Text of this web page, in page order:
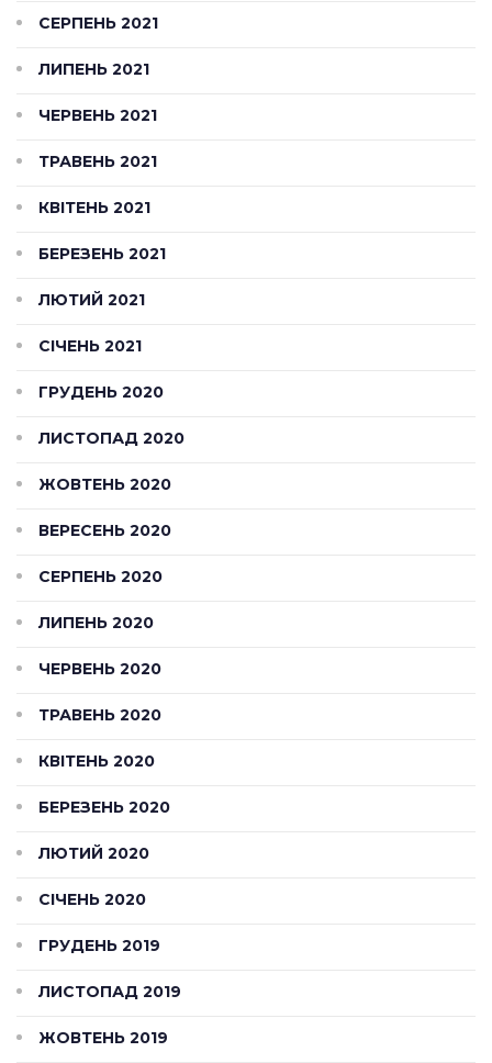
СЕРПЕНЬ 2021
ЛИПЕНЬ 2021
ЧЕРВЕНЬ 2021
ТРАВЕНЬ 2021
КВІТЕНЬ 2021
БЕРЕЗЕНЬ 2021
ЛЮТИЙ 2021
СІЧЕНЬ 2021
ГРУДЕНЬ 2020
ЛИСТОПАД 2020
ЖОВТЕНЬ 2020
ВЕРЕСЕНЬ 2020
СЕРПЕНЬ 2020
ЛИПЕНЬ 2020
ЧЕРВЕНЬ 2020
ТРАВЕНЬ 2020
КВІТЕНЬ 2020
БЕРЕЗЕНЬ 2020
ЛЮТИЙ 2020
СІЧЕНЬ 2020
ГРУДЕНЬ 2019
ЛИСТОПАД 2019
ЖОВТЕНЬ 2019